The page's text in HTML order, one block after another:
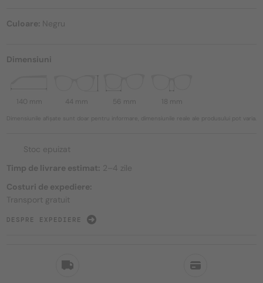
Culoare: Negru
Dimensiuni
140 mm 44 mm 56 mm 18 mm
Dimensiunile afișate sunt doar pentru informare, dimensiunile reale ale produsului pot varia.
Stoc epuizat
Timp de livrare estimat: 2–4 zile
Costuri de expediere:
Transport gratuit
DESPRE EXPEDIERE